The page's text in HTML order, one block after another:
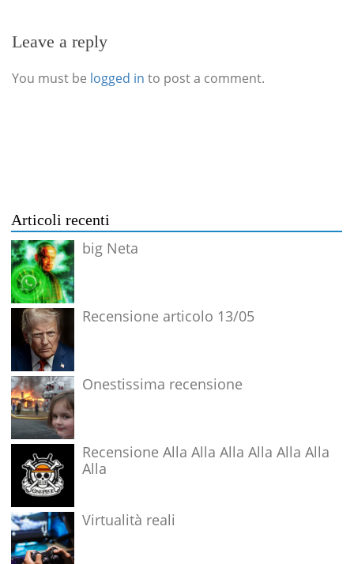
Leave a reply
You must be logged in to post a comment.
Articoli recenti
big Neta
Recensione articolo 13/05
Onestissima recensione
Recensione Alla Alla Alla Alla Alla Alla
Alla
Virtualità reali